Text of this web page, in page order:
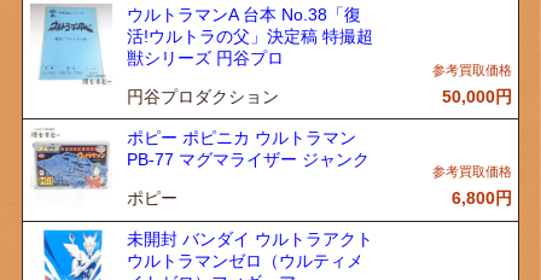
ウルトラマンA 台本 No.38「復
活!ウルトラの父」決定稿 特撮超
獣シリーズ 円谷プロ
円谷プロダクション 50,000円
ポピー ポピニカ ウルトラマン
PB-77 マグマライザー ジャンク
ポピー 6,800円
未開封 バンダイ ウルトラアクト
ウルトラマンゼロ（ウルティメ